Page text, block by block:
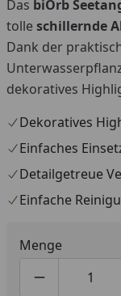
Das biOrb
tolle schillernde
Dank der
dekoratives
Dekoratives
Einfaches
Detailgetreue
Einfache
Menge